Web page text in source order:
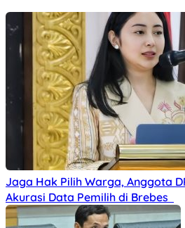
Jaga Hak Pilih Warga, Anggota
Akurasi Data Pemilih di Brebes